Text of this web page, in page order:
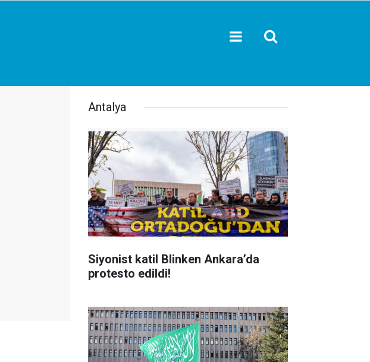
Antalya
Siyonist katil Blinken Ankara’da
protesto edildi!